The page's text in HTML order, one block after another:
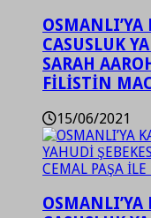
CASUSLUK
SARAH
FİLİSTİN
15/06/2021